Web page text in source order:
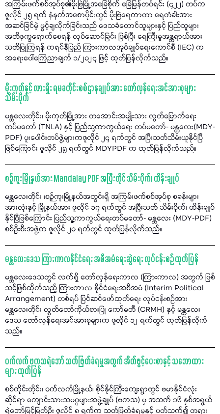
အကြမ်းဖက်စစ်အုပ်စု၏မိုးဗြဲမြို့အခြေစိုက် ခြေမြန်တပ်ရင်း (၄၂၂) တပ်က
ဇူလိုင် ၂၅ ရက် နံနက်အစောပိုင်းတွင် မိုးဗြဲရေကာတာ ရေတံခါးအား
အဆင်ခြင်မဲ့ ဖွင့်ချလိုက်ခြင်းသည် ဒေသခံတောင်သူများနှင့် ပြည်သူများ
အတိဒုက္ခရောက်စေရန် လုပ်ဆောင်ခြင်း ဖြစ်ပြီး ရေကြီးမှုအန္တရာယ်အား
သတိပြုကြရန် ကရင်နီပြည် ကြားကာလအုပ်ချုပ်ရေးကောင်စီ (IEC) က
အရေးပေါ်ကြေညာချက် ၁/၂၀၂၄ ဖြင့် ထုတ်ပြန်လိုက်သည်။
မိုးကုတ်နှင့် လားရှိုး ရမခတိုင်းစစ်ဌာနချုပ်အား တော်လှန်ရေးအင်အားစုများ
သိမ်းပိုက်
မန္တလေးတိုင်း၊ မိုးကုတ်မြို့အား တအောင်းအမျိုးသား လွတ်မြောက်ရေး
တပ်မတော် (TNLA) နှင့် ပြည်သူ့ကာကွယ်ရေး တပ်မတော်- မန္တလေး(MDY-
PDF) ပူးပေါင်းတပ်ဖွဲ့များကဇူလိုင် ၂၄ ရက်တွင် အပြီးသတ်သိမ်းယူနိုင်ပြီ
ဖြစ်ကြောင်း ဇူလိုင် ၂၅ ရက်တွင် MDYPDF က ထုတ်ပြန်လိုက်သည်။
စဉ့်ကူးမြို့နယ်အား Mandalay PDF အပြီးတိုင် သိမ်းပိုက်၊ ထိန်းချုပ်
မန္တလေးတိုင်း ၊စဉ့်ကူးမြို့နယ်အတွင်းရှိ အကြမ်းဖက်စစ်အုပ်စု စခန်းများ
အားလုံးနှင့် မြို့နယ်အား ဇူလိုင် ၁၇ ရက်တွင် အပြီးသတ် သိမ်းပိုက်၊ ထိန်းချုပ်
နိုင်ပြီဖြစ်ကြောင်း ပြည်သူ့ကာကွယ်ရေးတပ်မတော်- မန္တလေး (MDY-PDF)
စစ်ဦးစီးအဖွဲ့က ဇူလိုင် ၂၀ ရက်တွင် ထုတ်ပြန်လိုက်သည်။
မန္တလေးဒေသ ကြားကာလနိုင်ငံရေး အစီအမံရေးဆွဲရေး လုပ်ငန်းစဉ် ထုတ်ပြန်
မန္တလေးဒေသတွင် လက်ရှိ တော်လှန်ရေးကာလ (ကြားကာလ) အတွက် ဖြစ်
သင့်ဖြစ်ထိုက်သည့် ကြားကာလ နိုင်ငံရေးအစီအမံ (Interim Political
Arrangement) တစ်ရပ် ပြင်ဆင်ဖော်ထုတ်ရေး လုပ်ငန်းစဉ်အား
မန္တလေးတိုင်း လွှတ်တော်ကိုယ်စားပြု ကော်မတီ (CRMH) နှင့် မန္တလေး
ဒေသ တော်လှန်ရေးအင်အားစုများက ဇူလိုင် ၁၂ ရက်တွင် ထုတ်ပြန်လိုက်
သည်။
ဝက်လက် ဗကသရဲဘော် သတ်ဖြတ်ခံရမှုအတွက် အိတ်ဖွင့်ပေးစာနှင့် သဘောထား
များ ထုတ်ပြန်
စစ်ကိုင်းတိုင်း၊ ဝက်လက်မြို့နယ်၊ စိုင်နိုင်ကြီးကျေးရွာတွင် ဗမာနိုင်ငံလုံး
ဆိုင်ရာ ကျောင်းသားသမဂ္ဂများအဖွဲ့ချုပ် (ဗကသ) မှ အသက် ၁၆ နှစ်အရွယ်
ရဲဘော်မြင့်မြတ်ဦး ဇူလိုင် ၈ ရက်က သတ်ဖြတ်ခံရမှုနှင့် ပတ်သက်၍ တရား